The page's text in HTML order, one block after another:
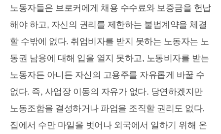
노동자들은 브로커에게 채용 수수료와 보증금을 헌납
해야 하고, 자신의 권리를 제한하는 불법계약을 체결
할 수밖에 없다. 취업비자를 받지 못하는 노동자는 노
동권 남용에 대해 입을 열지 못하고, 노동비자를 받는
노동자든 아니든 자신의 고용주를 자유롭게 바꿀 수
없다. 즉, 사업장 이동의 자유가 없다. 당연하겠지만
노동조합을 결성하거나 파업을 조직할 권리도 없다.
집에서 수만 마일을 벗어나 외국에서 일하기 위해 온